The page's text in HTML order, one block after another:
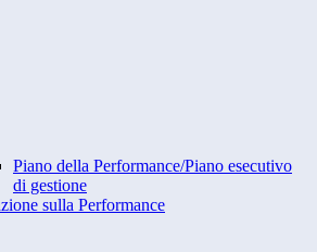
Piano della Performance/Piano esecutivo
di gestione
sulla Performance